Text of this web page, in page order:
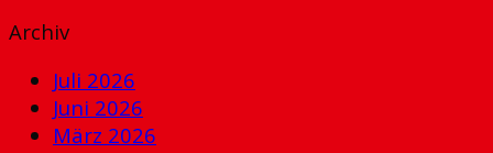
Archiv
Juli 2026
Juni 2026
März 2026